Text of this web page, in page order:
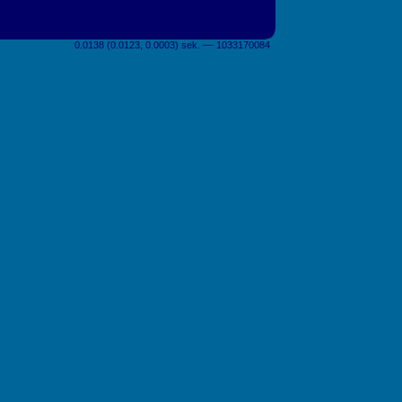
0.0138 (0.0123, 0.0003) sek. –– 1033170084